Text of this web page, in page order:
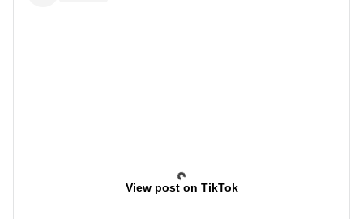
View post on TikTok